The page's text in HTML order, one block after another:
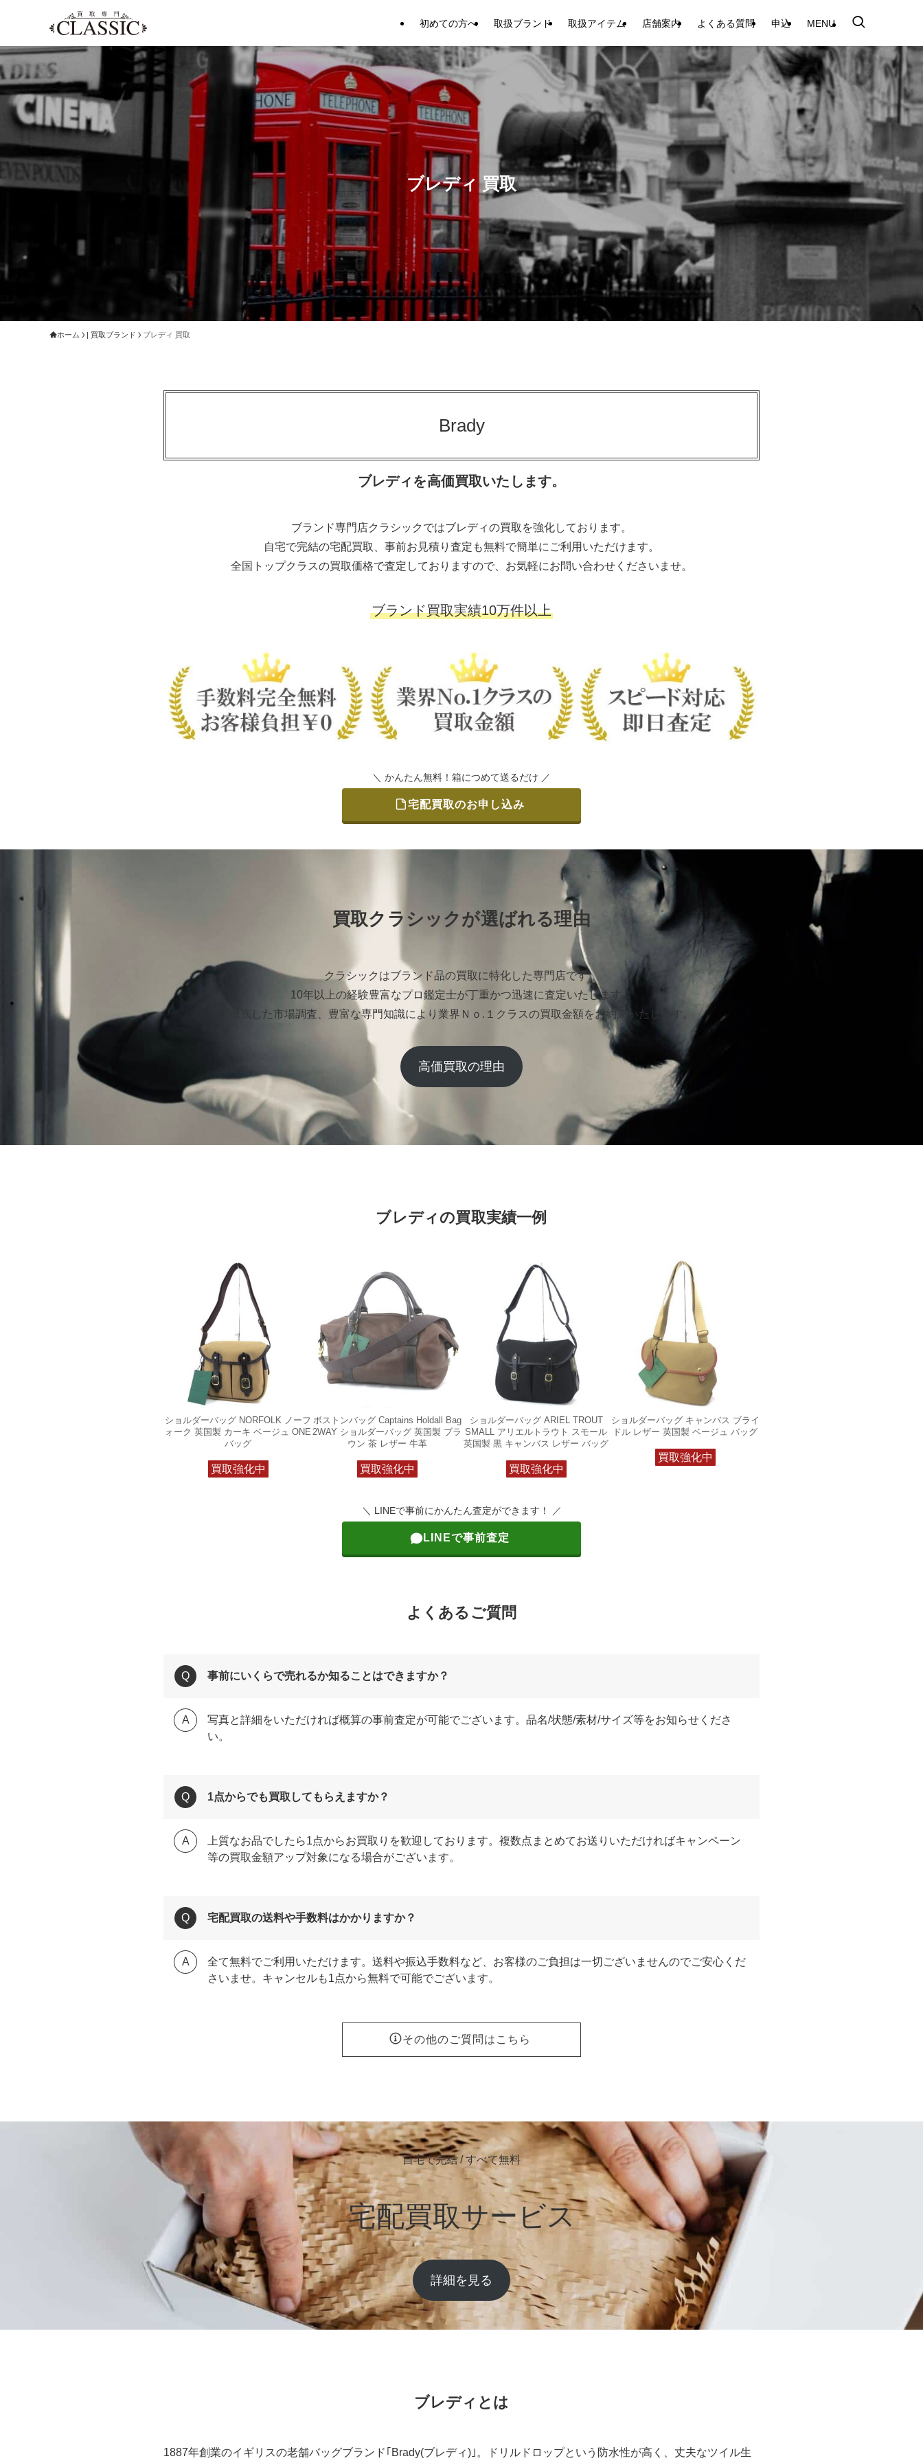
初めての方へ 取扱ブランド 取扱アイテム 店舗案内 よくある質問 申込 MENU
ブレディ 買取
ホーム | 買取ブランド ブレディ 買取
Brady
ブレディを高価買取いたします。
ブランド専門店クラシックではブレディの買取を強化しております。
自宅で完結の宅配買取、事前お見積り査定も無料で簡単にご利用いただけます。
全国トップクラスの買取価格で査定しておりますので、お気軽にお問い合わせくださいませ。
ブランド買取実績10万件以上
＼ かんたん無料！箱につめて送るだけ ／
宅配買取のお申し込み
買取クラシックが選ばれる理由
クラシックはブランド品の買取に特化した専門店です。
10年以上の経験豊富なプロ鑑定士が丁重かつ迅速に査定いたします。
徹底した市場調査、豊富な専門知識により業界Ｎｏ.１クラスの買取金額をお約束いたします。
高価買取の理由
ブレディの買取実績一例
ショルダーバッグ NORFOLK ノーフ
ォーク 英国製 カーキ ベージュ ONE
バッグ
買取強化中
ボストンバッグ Captains Holdall Bag
2WAY ショルダーバッグ 英国製 ブラ
ウン 茶 レザー 牛革
買取強化中
ショルダーバッグ ARIEL TROUT
SMALL アリエルトラウト スモール
英国製 黒 キャンバス レザー バッグ
買取強化中
ショルダーバッグ キャンバス ブライ
ドル レザー 英国製 ベージュ バッグ
買取強化中
＼ LINEで事前にかんたん査定ができます！ ／
LINEで事前査定
よくあるご質問
事前にいくらで売れるか知ることはできますか？
写真と詳細をいただければ概算の事前査定が可能でございます。品名/状態/素材/サイズ等をお知らせくださ
い。
1点からでも買取してもらえますか？
上質なお品でしたら1点からお買取りを歓迎しております。複数点まとめてお送りいただければキャンペーン
等の買取金額アップ対象になる場合がございます。
宅配買取の送料や手数料はかかりますか？
全て無料でご利用いただけます。送料や振込手数料など、お客様のご負担は一切ございませんのでご安心くだ
さいませ。キャンセルも1点から無料で可能でございます。
その他のご質問はこちら
自宅で完結 / すべて無料
宅配買取サービス
詳細を見る
ブレディとは
1887年創業のイギリスの老舗バッグブランド｢Brady(ブレディ)｣。ドリルドロップという防水性が高く、丈夫なツイル生